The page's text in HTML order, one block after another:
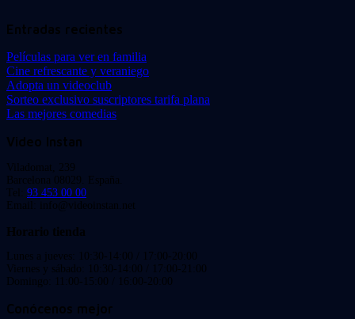
Entradas recientes
Películas para ver en familia
Cine refrescante y veraniego
Adopta un videoclub
Sorteo exclusivo suscriptores tarifa plana
Las mejores comedias
Video Instan
Viladomat, 239
Barcelona 08029. España.
Tel: 93 453 00 00
Email: info@videoinstan.net
Horario tienda
Lunes a jueves: 10:30-14:00 / 17:00-20:00
Viernes y sábado: 10:30-14:00 / 17:00-21:00
Domingo: 11:00-15:00 / 16:00-20:00
Conócenos mejor